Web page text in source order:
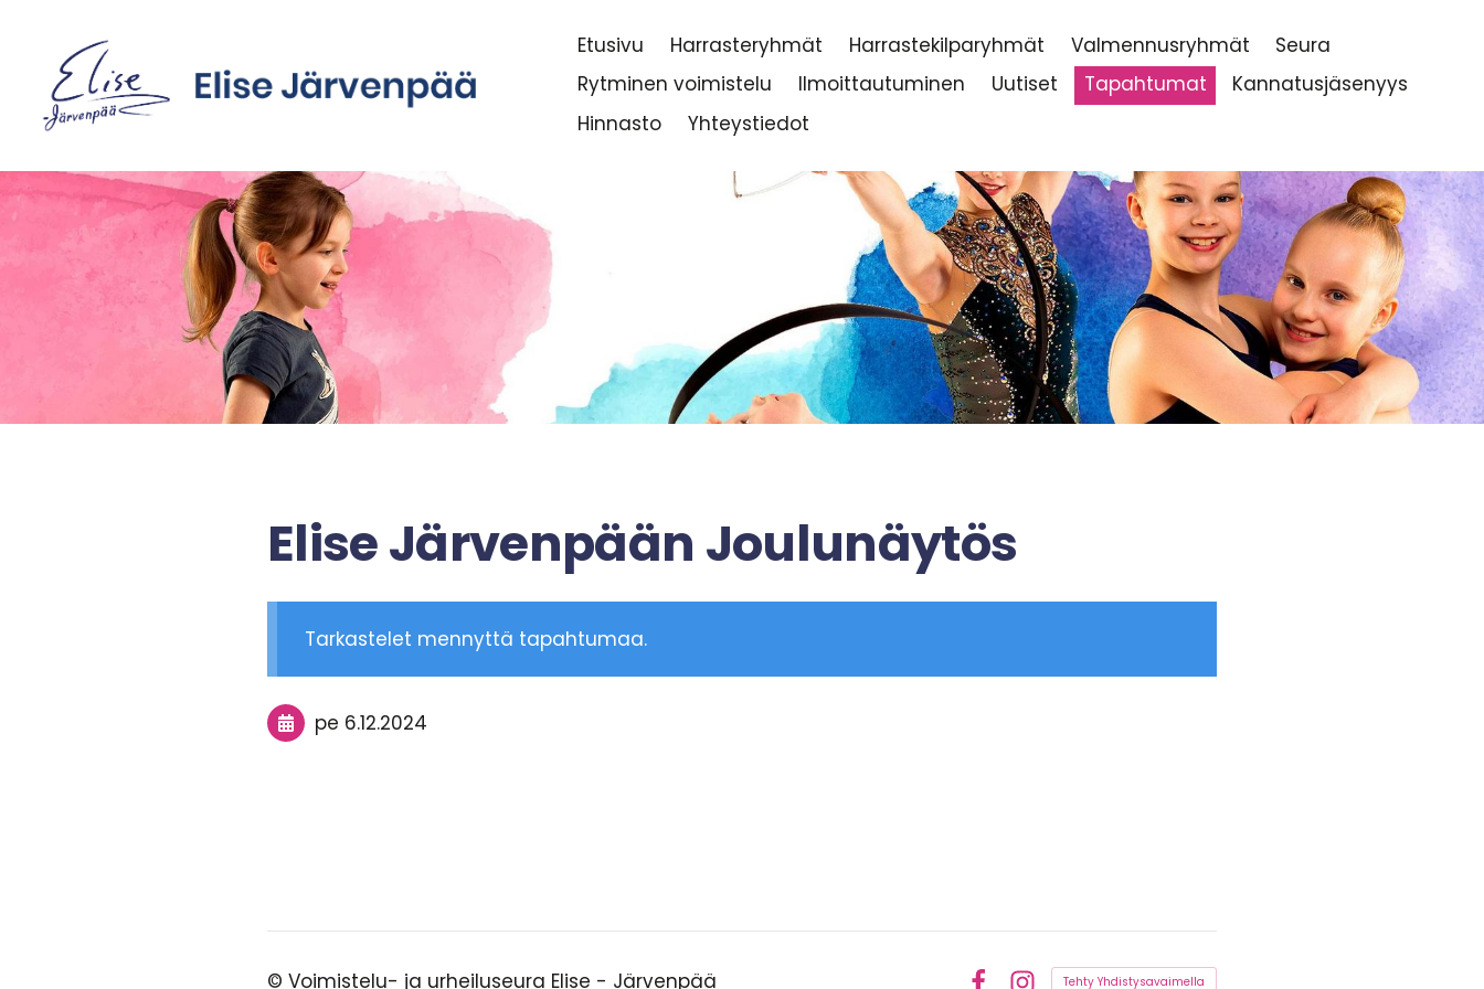
sisältöön
Sivuston etusivulle
Etusivu Harrasteryhmät Harrastekilparyhmät Valmennusryhmät
Seura
Rytminen voimistelu
Ilmoittautuminen Uutiset Tapahtumat
Kannatusjäsenyys
Hinnasto
Yhteystiedot
Elise Järvenpään Joulunäytös
Tarkastelet mennyttä tapahtumaa.
pe 6.12.2024
© Voimistelu- ja urheiluseura Elise - Järvenpää Tehty Yhdistysavaimella